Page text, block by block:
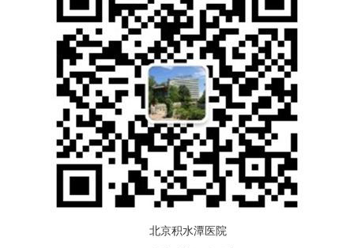
北京积水潭医院